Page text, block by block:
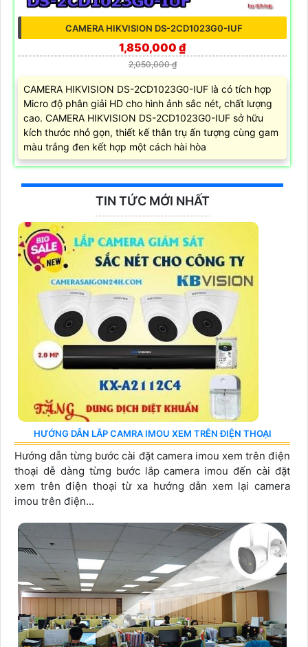
CAMERA HIKVISION DS-2CD1023G0-IUF
1,850,000 ₫
2,050,000 ₫
CAMERA HIKVISION DS-2CD1023G0-IUF là có tích hợp
Micro độ phân giải HD cho hình ảnh sắc nét, chất lượng
cao. CAMERA HIKVISION DS-2CD1023G0-IUF sở hữu
kích thước nhỏ gọn, thiết kế thân trụ ấn tượng cùng gam
màu trắng đen kết hợp một cách hài hòa
TIN TỨC MỚI NHẤT
HƯỚNG DẪN LẮP CAMRA IMOU XEM TRÊN ĐIỆN THOẠI
Hướng dẫn từng bước cài đặt camera imou xem trên điện
thoại dễ dàng từng bước lắp camera imou đến cài đặt
xem trên điện thoại từ xa hướng dẫn xem lại camera
imou trên điện...